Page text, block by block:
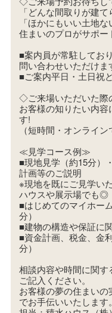
「どんな間取りが建て
「ほかにもいい土地
住まいのプロがサポー
■案内員が常駐してお
問い合わせいただけま
■ご案内平日・土日祝
◇ご来場いただいた際
お客様の知りたい内
す!
（短時間・オンライ
≪見学コース例≫
■現地見学（約15分）
計画等のご説明
※現地を既にご見学い
ハウスや展示場でも◎
■はじめてのマイホー
分）
■建物の構造や保証に
■資金計画、税金、金
分）
相談内容や時間に関
ご記入ください。
お客様の夢の住まい
でお手伝いいたします。